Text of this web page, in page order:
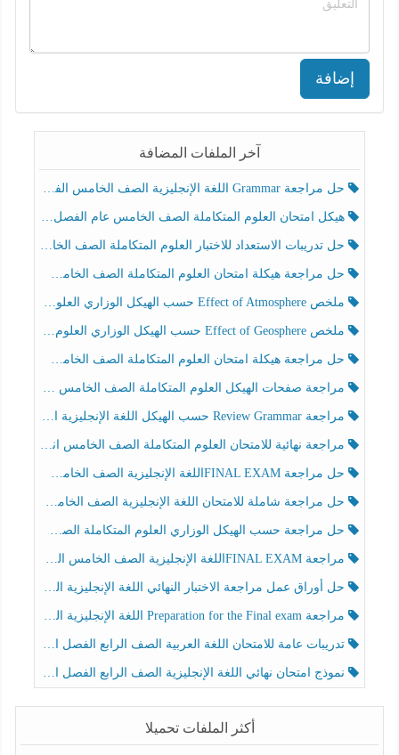
إضافة
آخر الملفات المضافة
حل مراجعة Grammar اللغة الإنجليزية الصف الخامس الفصل الثالث
هيكل امتحان العلوم المتكاملة الصف الخامس عام الفصل الدراسي الثالث 2025-2026
حل تدريبات الاستعداد للاختبار العلوم المتكاملة الصف الخامس عام الفصل الثالث
حل مراجعة هيكلة امتحان العلوم المتكاملة الصف الخامس انسبير الفصل الثالث
ملخص Effect of Atmosphere حسب الهيكل الوزاري العلوم المتكاملة الصف الخامس انسبير الفصل الثالث
ملخص Effect of Geosphere حسب الهيكل الوزاري العلوم المتكاملة الصف الخامس انسبير الفصل الثالث
حل مراجعة هيكلة امتحان العلوم المتكاملة الصف الخامس عام الفصل الثالث
مراجعة صفحات الهيكل العلوم المتكاملة الصف الخامس انسبير الفصل الثالث
مراجعة Review Grammar حسب الهيكل اللغة الإنجليزية الصف الخامس الفصل الثالث
مراجعة نهائية للامتحان العلوم المتكاملة الصف الخامس انسبير الفصل الثالث
حل مراجعة FINAL EXAMاللغة الإنجليزية الصف الخامس الفصل الثالث
حل مراجعة شاملة للامتحان اللغة الإنجليزية الصف الخامس الفصل الثالث
حل مراجعة حسب الهيكل الوزاري العلوم المتكاملة الصف الخامس عام الفصل الثالث
مراجعة FINAL EXAMاللغة الإنجليزية الصف الخامس الفصل الثالث
حل أوراق عمل مراجعة الاختبار النهائي اللغة الإنجليزية الصف الرابع الفصل الثالث
مراجعة Preparation for the Final exam اللغة الإنجليزية الصف الرابع الفصل الثالث
تدريبات عامة للامتحان اللغة العربية الصف الرابع الفصل الثالث
نموذج امتحان نهائي اللغة الإنجليزية الصف الرابع الفصل الثالث
أكثر الملفات تحميلا